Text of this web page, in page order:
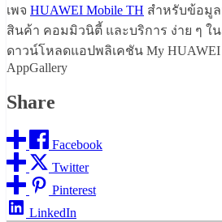
เพจ HUAWEI Mobile TH สำหรับข้อมูล
สินค้า คอมมิวนิตี้ และบริการ ง่าย ๆ ใน
ดาวน์โหลดแอปพลิเคชัน My HUAWEI
AppGallery
Share
Facebook
Twitter
Pinterest
LinkedIn